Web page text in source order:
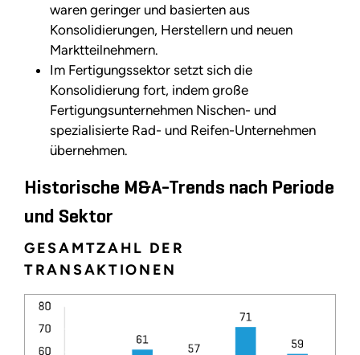
waren geringer und basierten aus
Konsolidierungen, Herstellern und neuen
Marktteilnehmern.
Im Fertigungssektor setzt sich die
Konsolidierung fort, indem große
Fertigungsunternehmen Nischen- und
spezialisierte Rad- und Reifen-Unternehmen
übernehmen.
Historische M&A-Trends nach Periode
und Sektor
GESAMTZAHL DER
TRANSAKTIONEN